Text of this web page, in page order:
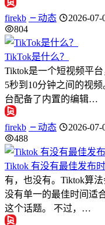
firekb 动态
2026-07-
804
TikTok是什么？
Tiktok是一个短视频平
5秒到10分钟之间的视
台配备了内置的编辑…
firekb 动态
2026-07-
488
Tiktok 有没有最佳发布时
有，也没有。Tiktok算
没有单一的最佳时间适
这个话题。 不过，…